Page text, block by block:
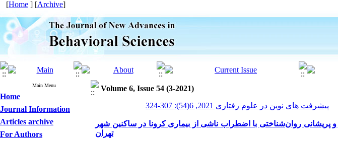
[Home ] [Archive]
Main Menu
Home
Journal Information
Articles archive
For Authors
Volume 6, Issue 54 (3-2021)
پیشرفت های نوین در علوم رفتاری 2021, 6(54): 307-324
روان‌شناختی با اضطراب ناشی از بیماری کرونا در ساکنین شهر
تهران